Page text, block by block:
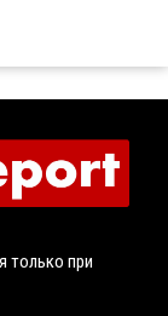
только при